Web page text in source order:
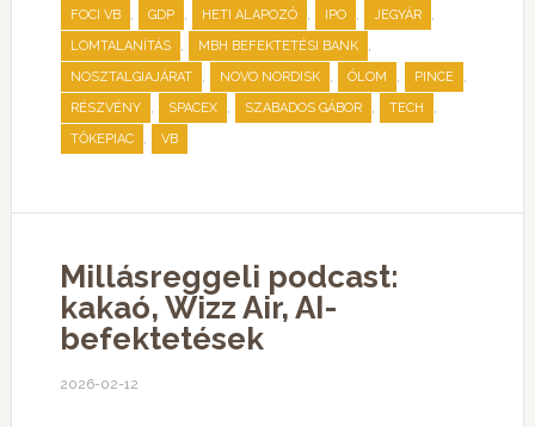
FOCI VB , GDP , HETI ALAPOZÓ , IPO , JEGYÁR ,
LOMTALANÍTÁS , MBH BEFEKTETÉSI BANK ,
NOSZTALGIAJÁRAT , NOVO NORDISK , ÓLOM , PINCE ,
RÉSZVÉNY , SPACEX , SZABADOS GÁBOR , TECH ,
TŐKEPIAC , VB
Millásreggeli podcast:
kakaó, Wizz Air, AI-
befektetések
2026-02-12